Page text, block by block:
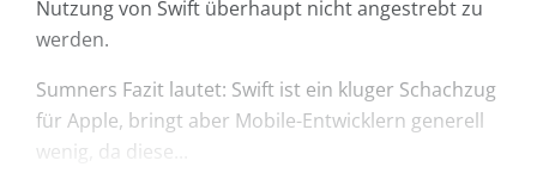
Nutzung von Swift überhaupt nicht angestrebt zu
werden.
Sumners Fazit lautet: Swift ist ein kluger Schachzug
für Apple, bringt aber Mobile-Entwicklern generell
wenig, da diese...